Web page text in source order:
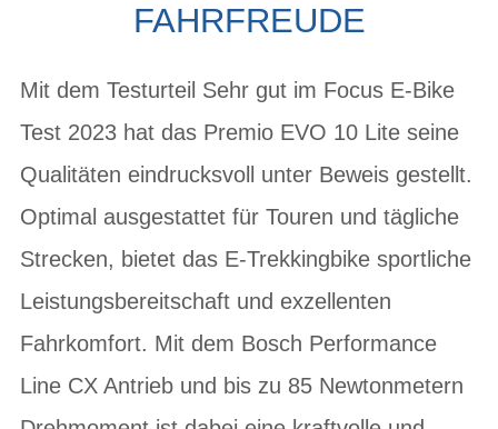
FAHRFREUDE
Mit dem Testurteil Sehr gut im Focus E-Bike
Test 2023 hat das Premio EVO 10 Lite seine
Qualitäten eindrucksvoll unter Beweis gestellt.
Optimal ausgestattet für Touren und tägliche
Strecken, bietet das E-Trekkingbike sportliche
Leistungsbereitschaft und exzellenten
Fahrkomfort. Mit dem Bosch Performance
Line CX Antrieb und bis zu 85 Newtonmetern